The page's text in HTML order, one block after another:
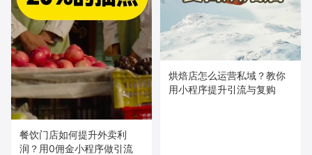
餐饮门店如何提升外卖利
润？用0佣金小程序做引流
烘焙店怎么运营私域？教你
用小程序提升引流与复购